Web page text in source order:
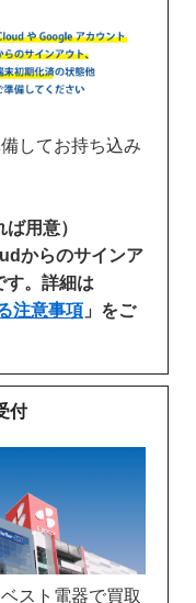
してお持ち込み
用意）
からのサインア
す。詳細は
注意事項 」をご
付
スト電器で買取